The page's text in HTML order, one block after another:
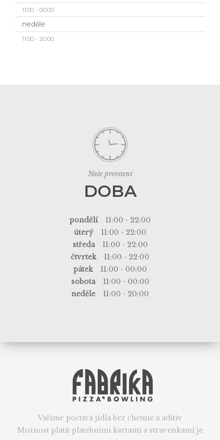
11:00 - 00:00
neděle
11:00 - 20:00
DOBA
Naše provozní
pondělí
11:00 - 22:00
úterý
11:00 - 22:00
středa
11:00 - 22:00
čtvrtek
11:00 - 22:00
pátek
11:00 - 00:00
sobota
11:00 - 00:00
neděle
11:00 - 20:00
Vaříme poctivá jídla bez chemie a aditiv
Možnost platit platebními kartami a stravenkami je